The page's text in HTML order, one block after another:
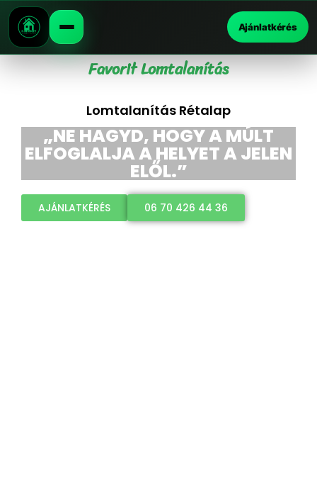
Ajánlatkérés
Favorit Lomtalanítás
Lomtalanítás Rétalap
„NE HAGYD, HOGY A MÚLT
ELFOGLALJA A HELYET A JELEN
ELŐL.”
AJÁNLATKÉRÉS 06 70 426 44 36